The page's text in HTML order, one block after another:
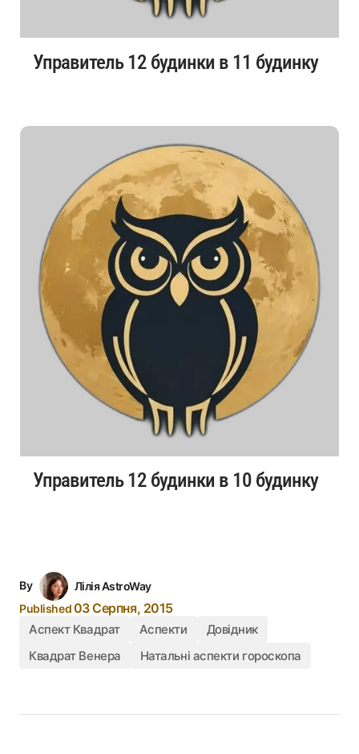
Управитель 12 будинки в 11 будинку
Управитель 12 будинки в 10 будинку
By
Лілія AstroWay
Published03 Серпня, 2015
Аспект Квадрат Аспекти
Довідник
Квадрат Венера
Натальні аспекти гороскопа